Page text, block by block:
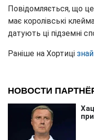
Повідомляється, що
має королівські
датують ці підземні
Раніше на Хортиці